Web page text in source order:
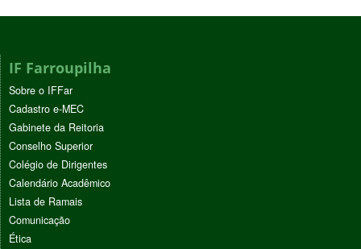
IF Farroupilha
Sobre o IFFar
Cadastro e-MEC
Gabinete da Reitoria
Conselho Superior
Colégio de Dirigentes
Calendário Acadêmico
Lista de Ramais
Comunicação
Ética